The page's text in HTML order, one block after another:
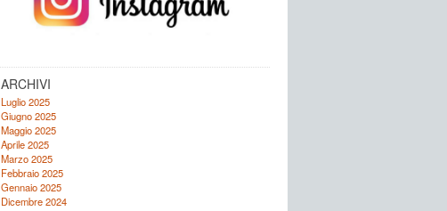
ARCHIVI
Luglio 2025
Giugno 2025
Maggio 2025
Aprile 2025
Marzo 2025
Febbraio 2025
Gennaio 2025
Dicembre 2024